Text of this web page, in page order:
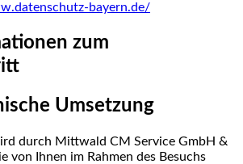
bayern.de/
zum
Umsetzung
durch Mittwald CM Service GmbH &
von Ihnen im Rahmen des Besuchs